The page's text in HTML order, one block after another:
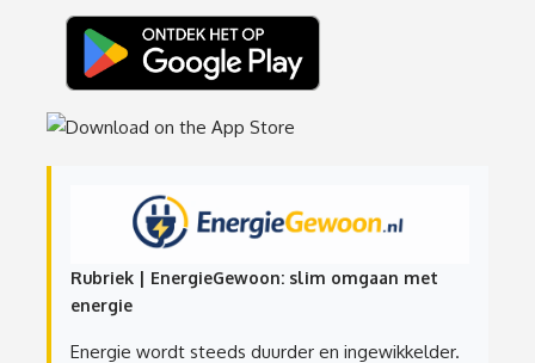
Rubriek | EnergieGewoon: slim omgaan met
energie
Energie wordt steeds duurder en ingewikkelder.